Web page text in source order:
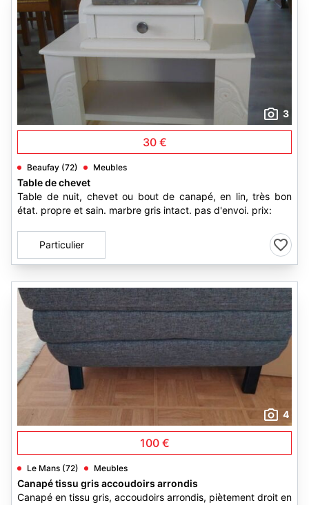
3
30 €
Beaufay (72) Meubles
Table de chevet
Table de nuit, chevet ou bout de canapé, en lin, très bon
état. propre et sain. marbre gris intact. pas d'envoi. prix:
Particulier
4
100 €
Le Mans (72) Meubles
Canapé tissu gris accoudoirs arrondis
Canapé en tissu gris, accoudoirs arrondis, piètement droit en